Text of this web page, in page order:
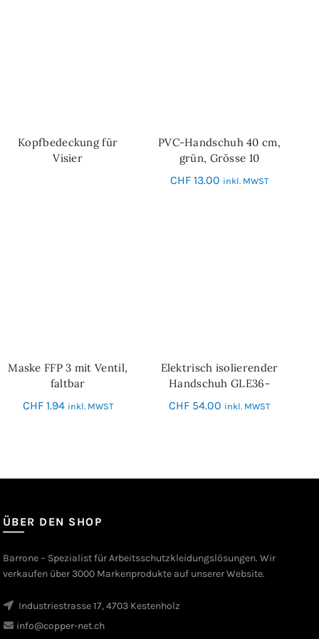
WEITERLESEN
Kopfbedeckung für
Visier
IN DEN WARENKORB
PVC-Handschuh 40 cm,
grün, Grösse 10
CHF13.00 inkl. MWST
IN DEN WARENKORB
Maske FFP 3 mit Ventil,
faltbar
CHF1.94 inkl. MWST
SCHNELL-EINKAUF
Elektrisch isolierender
Handschuh GLE36-
00_CLASS 00
CHF54.00 inkl. MWST
ÜBER DEN SHOP
Barrone – Spezialist für Arbeitsschutzkleidungslösungen. Wir
verkaufen über 3000 Markenprodukte auf unserer Website.
Industriestrasse 17, 4703 Kestenholz
info@copper-net.ch